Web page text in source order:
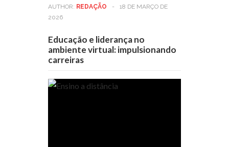
AUTHOR: REDAÇÃO -
18 DE MARÇO DE
2026
Educação e liderança no
ambiente virtual: impulsionando
carreiras